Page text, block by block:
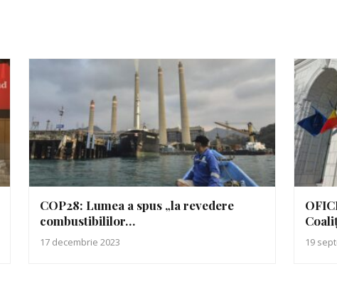
COP28: Lumea a spus „la revedere
combustibililor…
17 decembrie 2023 19